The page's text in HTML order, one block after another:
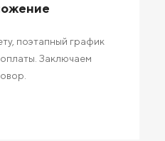
поэтапный график
Заключаем